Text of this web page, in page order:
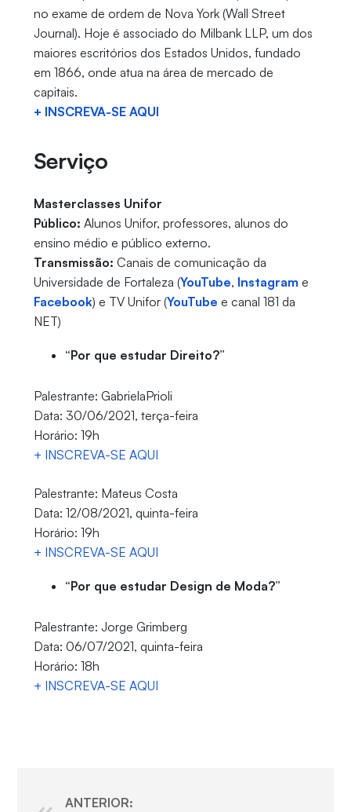
no exame de ordem de Nova York (Wall Street
Journal). Hoje é associado do Milbank LLP, um dos
maiores escritórios dos Estados Unidos, fundado
em 1866, onde atua na área de mercado de
capitais.
+ INSCREVA-SE AQUI
Serviço
Masterclasses Unifor
Público: Alunos Unifor, professores, alunos do
ensino médio e público externo.
Transmissão: Canais de comunicação da
Universidade de Fortaleza (YouTube, Instagram e
Facebook) e TV Unifor (YouTube e canal 181 da
NET)
“Por que estudar Direito?”
Palestrante: GabrielaPrioli
Data: 30/06/2021, terça-feira
Horário: 19h
+ INSCREVA-SE AQUI
Palestrante: Mateus Costa
Data: 12/08/2021, quinta-feira
Horário: 19h
+ INSCREVA-SE AQUI
“Por que estudar Design de Moda?”
Palestrante: Jorge Grimberg
Data: 06/07/2021, quinta-feira
Horário: 18h
+ INSCREVA-SE AQUI
ANTERIOR: